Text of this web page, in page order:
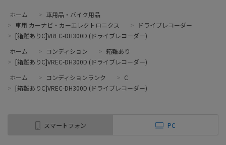
ホーム > 車用品・バイク用品
> 車用 カーナビ・カーエレクトロニクス >
ドライブレコーダー
> [箱難ありC]VREC-DH300D (ドライブレコーダー)
ホーム
> コンディション > 箱難あり
> [箱難ありC]VREC-DH300D (ドライブレコーダー)
ホーム
> コンディションランク > C
> [箱難ありC]VREC-DH300D (ドライブレコーダー)
スマートフォン PC